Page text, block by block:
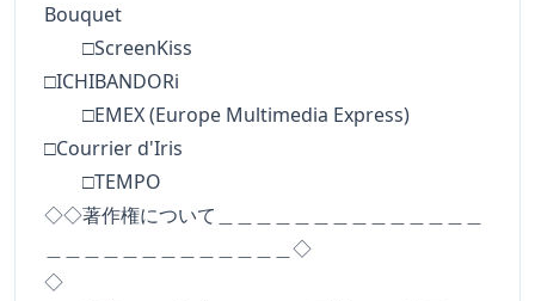
Bouquet
□ScreenKiss
□ICHIBANDORi
□EMEX (Europe Multimedia Express)
□Courrier d'Iris
□TEMPO
◇◇著作権について＿＿＿＿＿＿＿＿＿＿＿＿＿＿
＿＿＿＿＿＿＿＿＿＿＿＿＿◇
◇